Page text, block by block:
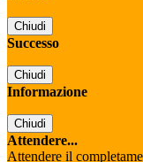
Chiudi
Successo
Chiudi
Informazione
Chiudi
Attendere...
Attendere il